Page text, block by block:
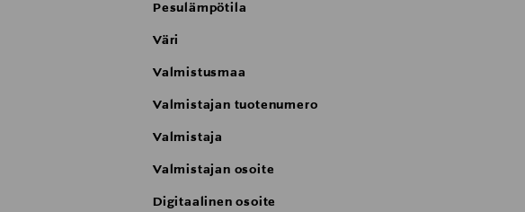
Pesulämpötila
Väri
Valmistusmaa
Valmistajan tuotenumero
Valmistaja
Valmistajan osoite
Digitaalinen osoite